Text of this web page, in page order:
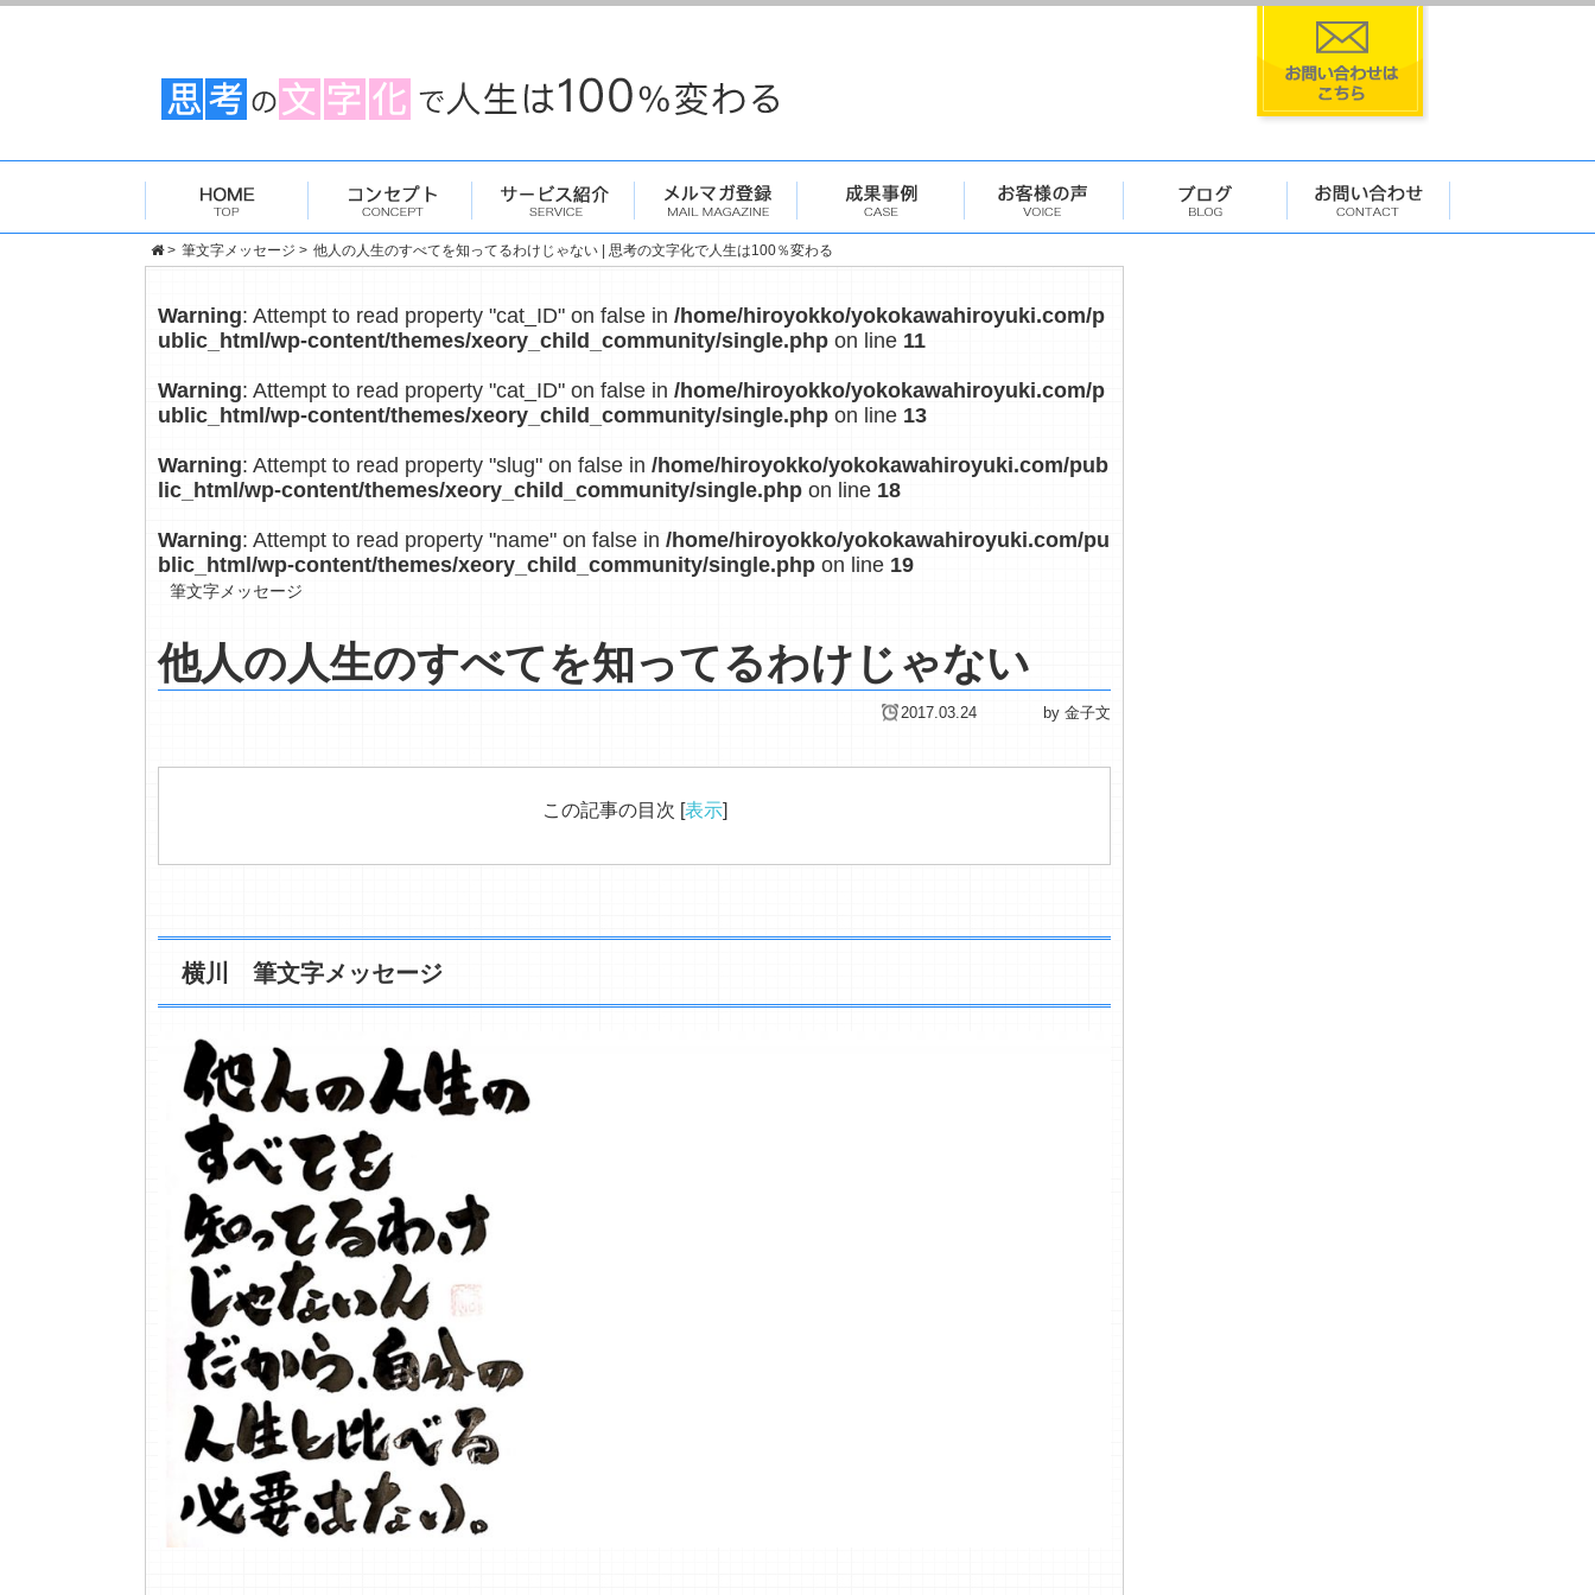
> 筆文字メッセージ > 他人の人生のすべてを知ってるわけじゃない | 思考の文字化で人生は100％変わる
Warning: Attempt to read property "cat_ID" on false in /home/hiroyokko/yokokawahiroyuki.com/p
ublic_html/wp-content/themes/xeory_child_community/single.php on line 11
Warning: Attempt to read property "cat_ID" on false in /home/hiroyokko/yokokawahiroyuki.com/p
ublic_html/wp-content/themes/xeory_child_community/single.php on line 13
Warning: Attempt to read property "slug" on false in /home/hiroyokko/yokokawahiroyuki.com/pub
lic_html/wp-content/themes/xeory_child_community/single.php on line 18
Warning: Attempt to read property "name" on false in /home/hiroyokko/yokokawahiroyuki.com/pu
blic_html/wp-content/themes/xeory_child_community/single.php on line 19
筆文字メッセージ
他人の人生のすべてを知ってるわけじゃない
2017.03.24 by 金子文
この記事の目次 [表示]
横川 筆文字メッセージ